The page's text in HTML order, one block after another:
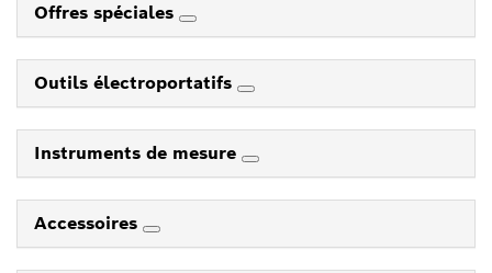
Offres spéciales
Outils électroportatifs
Instruments de mesure
Accessoires